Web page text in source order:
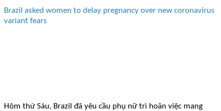
Brazil asked women to delay pregnancy over new coronavirus
variant fears
Hôm thứ Sáu, Brazil đã yêu cầu phụ nữ trì hoãn việc mang